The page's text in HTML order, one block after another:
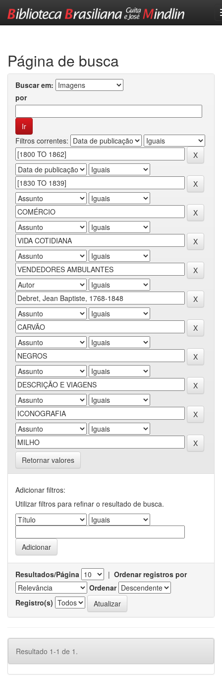
Página de busca
Buscar em:
por
Filtros correntes:
Retornar valores
Adicionar filtros:
Utilizar filtros para refinar o resultado de busca.
Resultados/Página | Ordenar registros por
Ordenar
Registro(s)
Resultado 1-1 de 1.